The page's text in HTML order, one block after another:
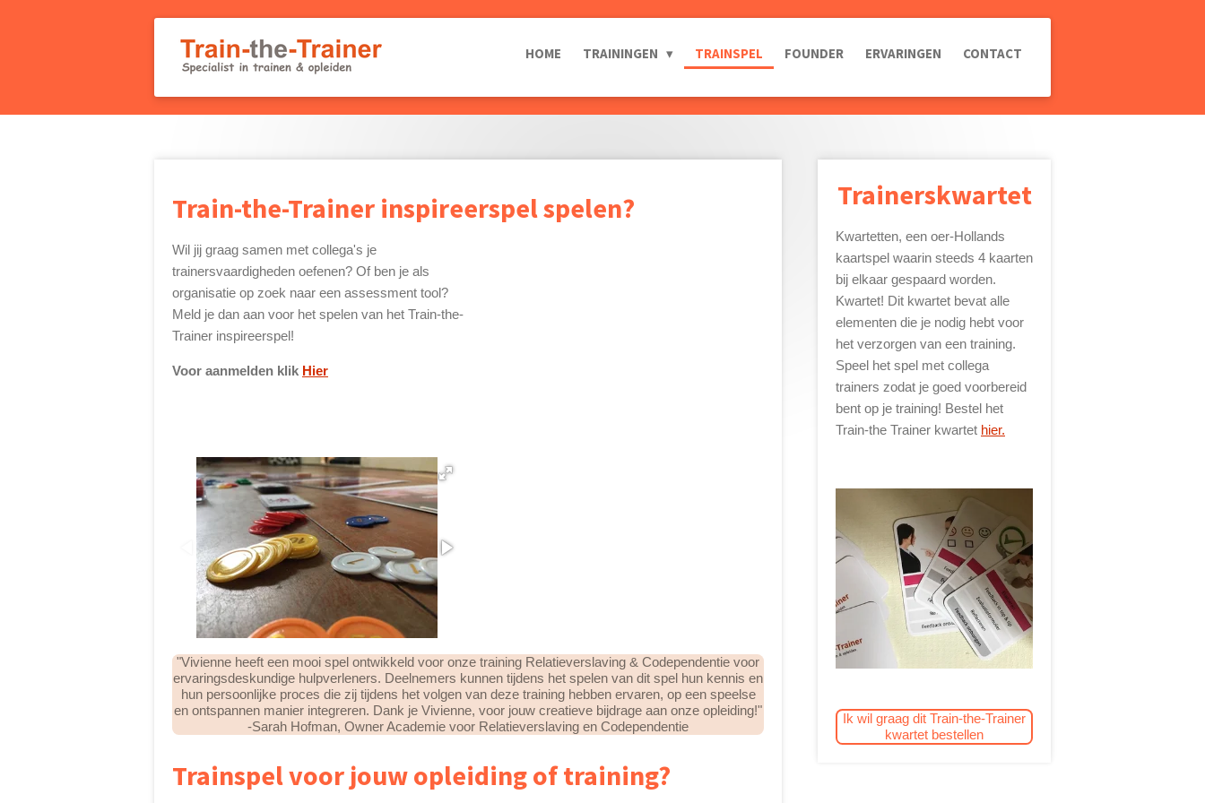
HOME TRAININGEN TRAINSPEL FOUNDER ERVARINGEN CONTACT
Train-the-Trainer inspireerspel spelen?
Wil jij graag samen met collega's je
trainersvaardigheden oefenen? Of ben je als
organisatie op zoek naar een assessment tool?
Meld je dan aan voor het spelen van het Train-the-
Trainer inspireerspel!
Voor aanmelden klik Hier
"Vivienne heeft een mooi spel ontwikkeld voor onze training Relatieverslaving & Codependentie voor
ervaringsdeskundige hulpverleners. Deelnemers kunnen tijdens het spelen van dit spel hun kennis en
hun persoonlijke proces die zij tijdens het volgen van deze training hebben ervaren, op een speelse
en ontspannen manier integreren. Dank je Vivienne, voor jouw creatieve bijdrage aan onze opleiding!"
-Sarah Hofman, Owner Academie voor Relatieverslaving en Codependentie
Trainspel voor jouw opleiding of training?
Trainerskwartet
Kwartetten, een oer-Hollands
kaartspel waarin steeds 4 kaarten
bij elkaar gespaard worden.
Kwartet! Dit kwartet bevat alle
elementen die je nodig hebt voor
het verzorgen van een training.
Speel het spel met collega
trainers zodat je goed voorbereid
bent op je training! Bestel het
Train-the Trainer kwartet hier.
Ik wil graag dit Train-the-Trainer
kwartet bestellen